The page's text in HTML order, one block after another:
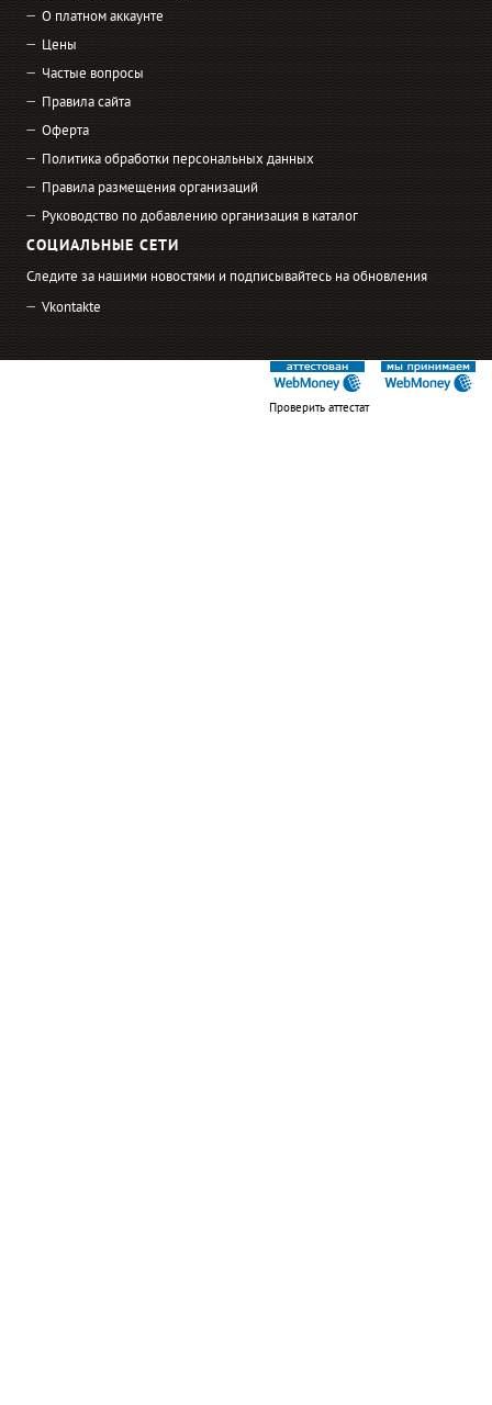
О платном аккаунте
Цены
Частые вопросы
Правила сайта
Оферта
Политика обработки персональных данных
Правила размещения организаций
Руководство по добавлению организация в каталог
СОЦИАЛЬНЫЕ СЕТИ
Следите за нашими новостями и подписывайтесь на обновления
Vkontakte
Проверить аттестат